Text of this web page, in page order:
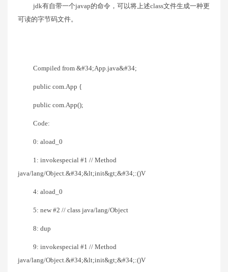
jdk有自带一个javap的命令，可以将上述class文件生成一种更
可读的字节码文件。
Compiled from &#34;App.java&#34;
public com.App {
public com.App();
Code:
0: aload_0
1: invokespecial #1 // Method
java/lang/Object.&#34;&lt;init&gt;&#34;:()V
4: aload_0
5: new #2 // class java/lang/Object
8: dup
9: invokespecial #1 // Method
java/lang/Object.&#34;&lt;init&gt;&#34;:()V